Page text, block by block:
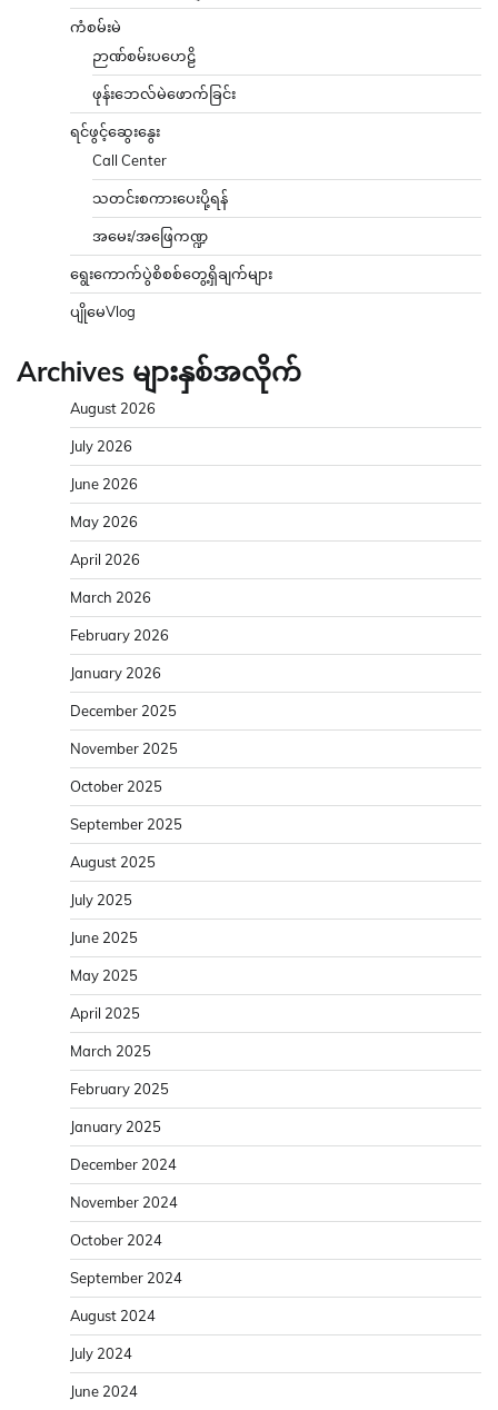
ကံစမ်းမဲ
ဉာဏ်စမ်းပဟေဠိ
ဖုန်းဘေလ်မဲဖောက်ခြင်း
ရင်ဖွင့်ဆွေးနွေး
Call Center
သတင်းစကားပေးပို့ရန်
အမေး/အဖြေကဏ္ဍ
ရွေးကောက်ပွဲစိစစ်တွေ့ရှိချက်များ
ပျိုမေVlog
Archives များနှစ်အလိုက်
August 2026
July 2026
June 2026
May 2026
April 2026
March 2026
February 2026
January 2026
December 2025
November 2025
October 2025
September 2025
August 2025
July 2025
June 2025
May 2025
April 2025
March 2025
February 2025
January 2025
December 2024
November 2024
October 2024
September 2024
August 2024
July 2024
June 2024